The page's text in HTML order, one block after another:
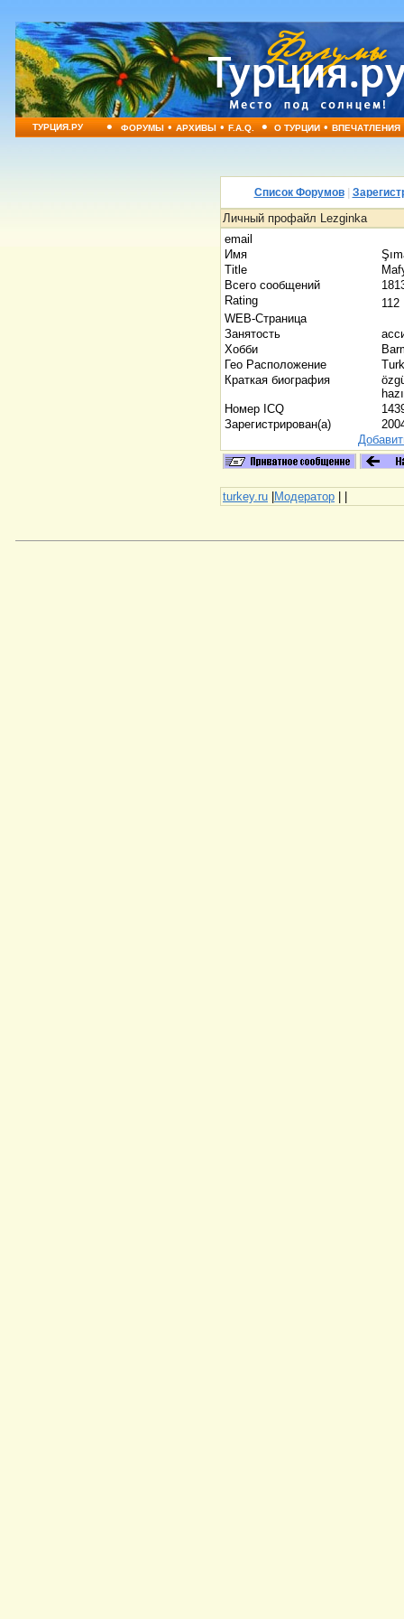
ТУРЦИЯ.РУ • ФОРУМЫ•АРХИВЫ•F.A.Q. • О ТУРЦИИ•ВПЕЧАТЛЕНИЯ
Список Форумов|
Личный профайл Lezginka
email
Имя
Title
Всего сообщений
Rating
WEB-Страница
Занятость
Хобби
Гео Расположение
Краткая биография
Номер ICQ
Зарегистрирован(а)
turkey.ru |Модератор | |